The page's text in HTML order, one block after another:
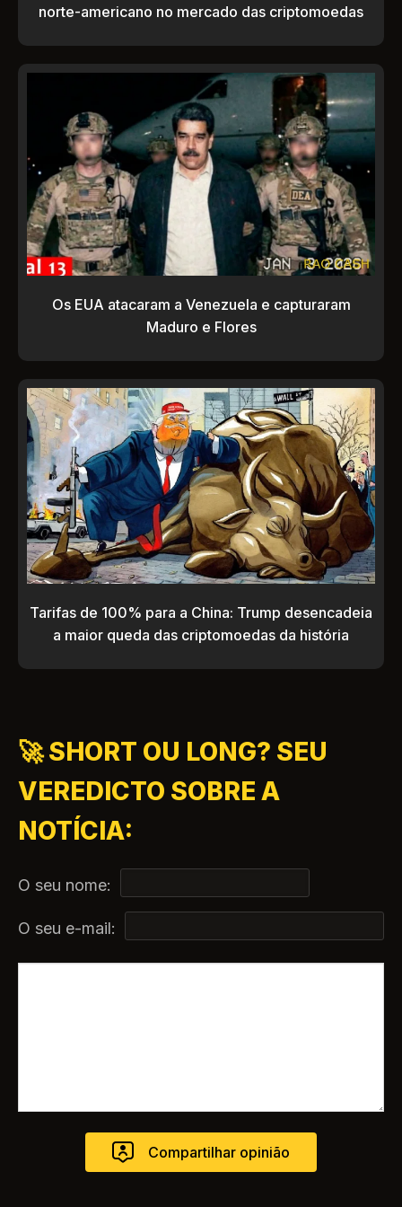
norte-americano no mercado das criptomoedas
Os EUA atacaram a Venezuela e capturaram
Maduro e Flores
Tarifas de 100% para a China: Trump desencadeia
a maior queda das criptomoedas da história
🚀 SHORT OU LONG? SEU
VEREDICTO SOBRE A
NOTÍCIA:
O seu nome:
O seu e-mail: